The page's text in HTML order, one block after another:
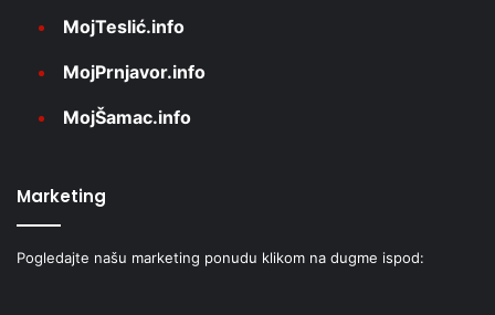
MojTeslić.info
MojPrnjavor.info
MojŠamac.info
Marketing
Pogledajte našu marketing ponudu klikom na dugme ispod: